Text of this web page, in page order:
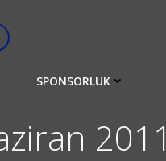
SPONSORLUK
2011